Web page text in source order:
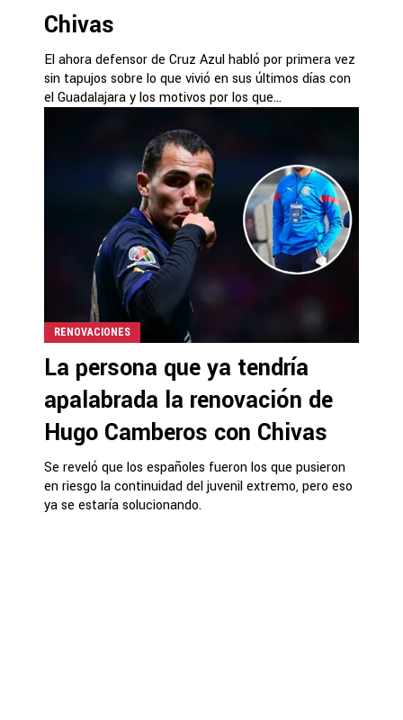
Chivas
El ahora defensor de Cruz Azul habló por primera vez
sin tapujos sobre lo que vivió en sus últimos días con
el Guadalajara y los motivos por los que...
RENOVACIONES
La persona que ya tendría
apalabrada la renovación de
Hugo Camberos con Chivas
Se reveló que los españoles fueron los que pusieron
en riesgo la continuidad del juvenil extremo, pero eso
ya se estaría solucionando.